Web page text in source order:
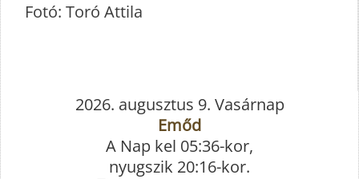
Fotó: Toró Attila
2026. augusztus 9. Vasárnap
Emőd
A Nap kel 05:36-kor,
nyugszik 20:16-kor.